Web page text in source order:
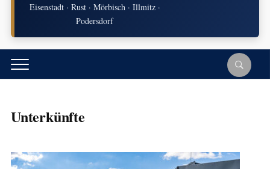
Eisenstadt · Rust · Mörbisch · Illmitz ·
Podersdorf
Unterkünfte